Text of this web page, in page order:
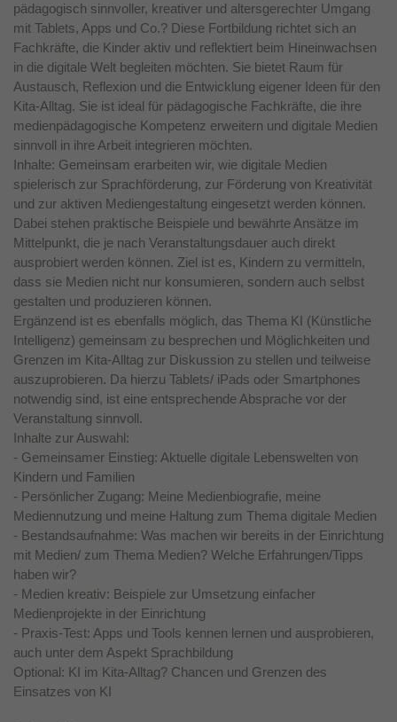
pädagogisch sinnvoller, kreativer und altersgerechter Umgang
mit Tablets, Apps und Co.? Diese Fortbildung richtet sich an
Fachkräfte, die Kinder aktiv und reflektiert beim Hineinwachsen
in die digitale Welt begleiten möchten. Sie bietet Raum für
Austausch, Reflexion und die Entwicklung eigener Ideen für den
Kita-Alltag. Sie ist ideal für pädagogische Fachkräfte, die ihre
medienpädagogische Kompetenz erweitern und digitale Medien
sinnvoll in ihre Arbeit integrieren möchten.
Inhalte: Gemeinsam erarbeiten wir, wie digitale Medien
spielerisch zur Sprachförderung, zur Förderung von Kreativität
und zur aktiven Mediengestaltung eingesetzt werden können.
Dabei stehen praktische Beispiele und bewährte Ansätze im
Mittelpunkt, die je nach Veranstaltungsdauer auch direkt
ausprobiert werden können. Ziel ist es, Kindern zu vermitteln,
dass sie Medien nicht nur konsumieren, sondern auch selbst
gestalten und produzieren können.
Ergänzend ist es ebenfalls möglich, das Thema KI (Künstliche
Intelligenz) gemeinsam zu besprechen und Möglichkeiten und
Grenzen im Kita-Alltag zur Diskussion zu stellen und teilweise
auszuprobieren. Da hierzu Tablets/ iPads oder Smartphones
notwendig sind, ist eine entsprechende Absprache vor der
Veranstaltung sinnvoll.
Inhalte zur Auswahl:
- Gemeinsamer Einstieg: Aktuelle digitale Lebenswelten von
Kindern und Familien
- Persönlicher Zugang: Meine Medienbiografie, meine
Mediennutzung und meine Haltung zum Thema digitale Medien
- Bestandsaufnahme: Was machen wir bereits in der Einrichtung
mit Medien/ zum Thema Medien? Welche Erfahrungen/Tipps
haben wir?
- Medien kreativ: Beispiele zur Umsetzung einfacher
Medienprojekte in der Einrichtung
- Praxis-Test: Apps und Tools kennen lernen und ausprobieren,
auch unter dem Aspekt Sprachbildung
Optional: KI im Kita-Alltag? Chancen und Grenzen des
Einsatzes von KI